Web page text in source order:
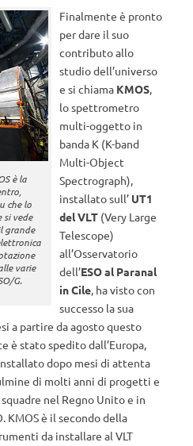
è la
che lo
si vede
grande
varie
G.
Finalmente è pronto
per dare il suo
contributo allo
studio dell’universo
e si chiama KMOS,
lo spettrometro
multi-oggetto in
banda K (K-band
Multi-Object
Spectrograph),
installato sull’ UT1
del VLT (Very Large
Telescope)
all’Osservatorio
dell’ESO al Paranal
in Cile, ha visto con
successo la sua
a partire da agosto questo
è stato spedito dall’Europa,
dopo mesi di attenta
di molti anni di progetti e
nel Regno Unito e in
KMOS è il secondo della
da installare al VLT